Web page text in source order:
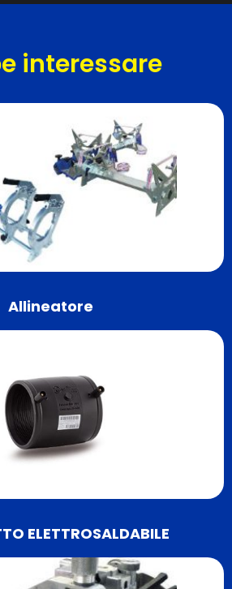
interessare
Allineatore
ELETTROSALDABILE